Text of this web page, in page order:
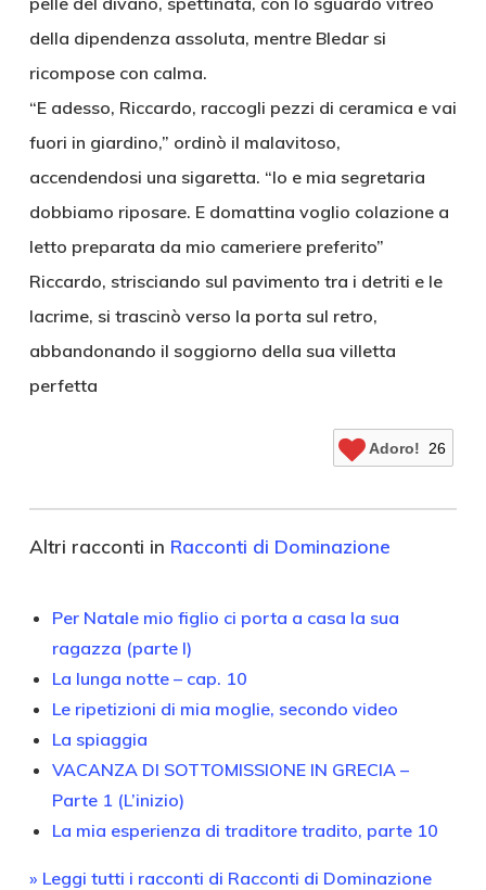
della dipendenza assoluta, mentre Bledar si
ricompose con calma.
“E adesso, Riccardo, raccogli pezzi di ceramica e vai
fuori in giardino,” ordinò il malavitoso,
accendendosi una sigaretta. “Io e mia segretaria
dobbiamo riposare. E domattina voglio colazione a
letto preparata da mio cameriere preferito”
Riccardo, strisciando sul pavimento tra i detriti e le
lacrime, si trascinò verso la porta sul retro,
abbandonando il soggiorno della sua villetta
perfetta
Adoro! 26
Altri racconti in Racconti di Dominazione
Per Natale mio figlio ci porta a casa la sua
ragazza (parte I)
La lunga notte – cap. 10
Le ripetizioni di mia moglie, secondo video
La spiaggia
VACANZA DI SOTTOMISSIONE IN GRECIA –
Parte 1 (L’inizio)
La mia esperienza di traditore tradito, parte 10
» Leggi tutti i racconti di Racconti di Dominazione